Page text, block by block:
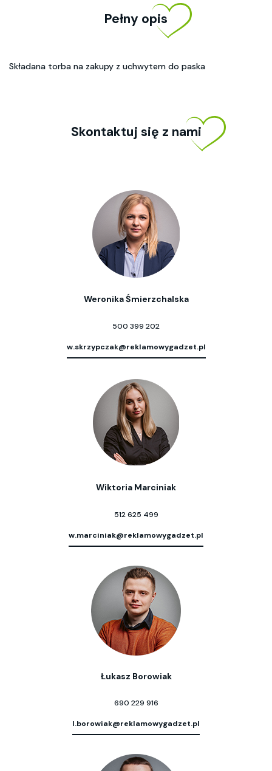
Pełny opis
Składana torba na zakupy z uchwytem do paska
Skontaktuj się z nami
Weronika Śmierzchalska
500 399 202
w.skrzypczak@reklamowygadzet.pl
Wiktoria Marciniak
512 625 499
w.marciniak@reklamowygadzet.pl
Łukasz Borowiak
690 229 916
l.borowiak@reklamowygadzet.pl